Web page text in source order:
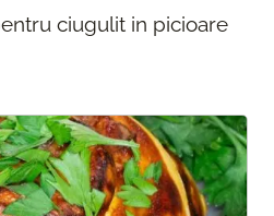
ciugulit in picioare